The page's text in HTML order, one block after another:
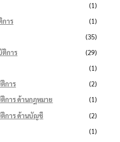
(1)
าร
(1)
(35)
ติการ
(29)
(1)
การ
(2)
การ ด้านกฎหมาย
(1)
ติการ ด้านบัญชี
(2)
(1)